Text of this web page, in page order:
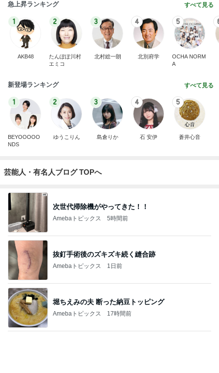
急上昇ランキング すべて見る
1
AKB48
2
たんぽぽ川村
エミコ
3
北村総一朗
4
北別府学
5
OCHA NORM
A
新登場ランキング すべて見る
1
BEYOOOOO
NDS
2
ゆうこりん
3
島倉りか
4
石 安伊
5
蒼井心音
芸能人・有名人ブログ TOPへ
次世代掃除機がやってきた！！
Amebaトピックス 5時間前
抜釘手術後のズキズキ続く縫合跡
Amebaトピックス 1日前
堀ちえみの夫 断った納豆トッピング
Amebaトピックス 17時間前